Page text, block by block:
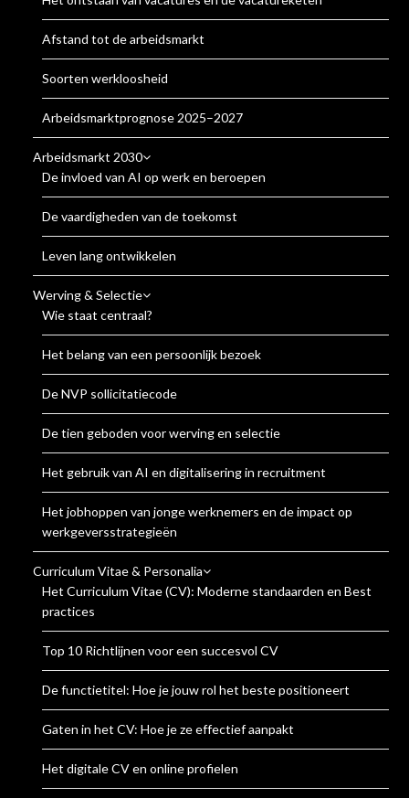
Afstand tot de arbeidsmarkt
Soorten werkloosheid
Arbeidsmarktprognose 2025–2027
Arbeidsmarkt 2030
De invloed van AI op werk en beroepen
De vaardigheden van de toekomst
Leven lang ontwikkelen
Werving & Selectie
Wie staat centraal?
Het belang van een persoonlijk bezoek
De NVP sollicitatiecode
De tien geboden voor werving en selectie
Het gebruik van AI en digitalisering in recruitment
Het jobhoppen van jonge werknemers en de impact op
werkgeversstrategieën
Curriculum Vitae & Personalia
Het Curriculum Vitae (CV): Moderne standaarden en Best
practices
Top 10 Richtlijnen voor een succesvol CV
De functietitel: Hoe je jouw rol het beste positioneert
Gaten in het CV: Hoe je ze effectief aanpakt
Het digitale CV en online profielen